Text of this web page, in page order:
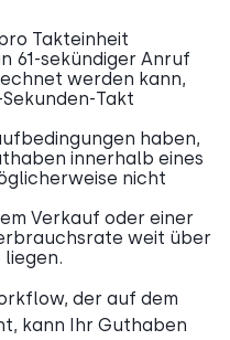
Takteinheit
61-sekündiger Anruf
werden kann,
Takt
haben,
innerhalb eines
nicht
Verkauf oder einer
weit über
liegen.
der auf dem
kann Ihr Guthaben